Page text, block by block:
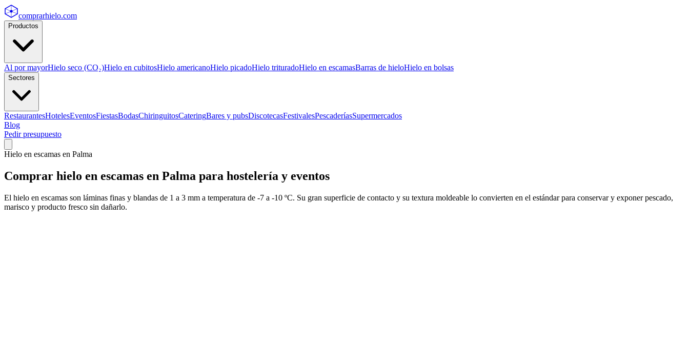
comprarhielo.com
Productos
Al por mayorHielo seco (CO₂)Hielo en cubitosHielo americanoHielo picadoHielo trituradoHielo en escamasBarras de hieloHielo en bolsas
Sectores
RestaurantesHotelesEventosFiestasBodasChiringuitosCateringBares y pubsDiscotecasFestivalesPescaderíasSupermercados
Blog
Pedir presupuesto
Hielo en escamas en Palma
Comprar hielo en escamas en Palma para hostelería y eventos
El hielo en escamas son láminas finas y blandas de 1 a 3 mm a temperatura de -7 a -10 ºC. Su gran superficie de contacto y su textura moldeable lo convierten en el estándar para conservar y exponer pescado,
marisco y producto fresco sin dañarlo.